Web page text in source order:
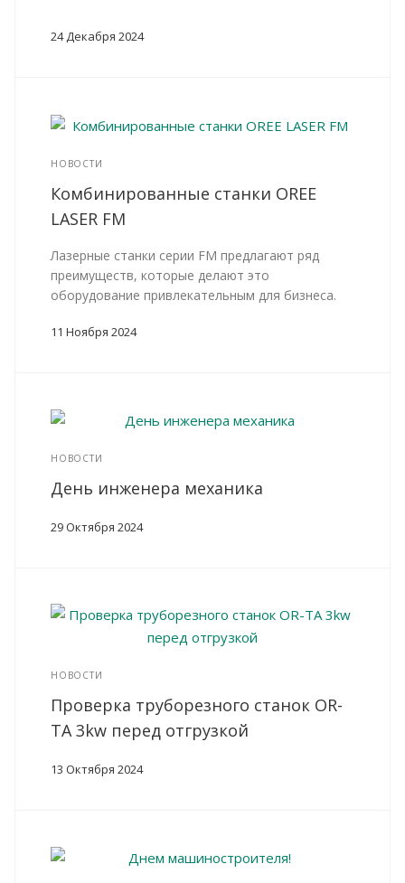
24 Декабря 2024
НОВОСТИ
Комбинированные станки OREE
LASER FM
Лазерные станки серии FM предлагают ряд
преимуществ, которые делают это
оборудование привлекательным для бизнеса.
11 Ноября 2024
НОВОСТИ
День инженера механика
29 Октября 2024
НОВОСТИ
Проверка труборезного станок OR-
TA 3kw перед отгрузкой
13 Октября 2024